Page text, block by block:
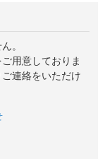
。
用意しておりま
連絡をいただけ